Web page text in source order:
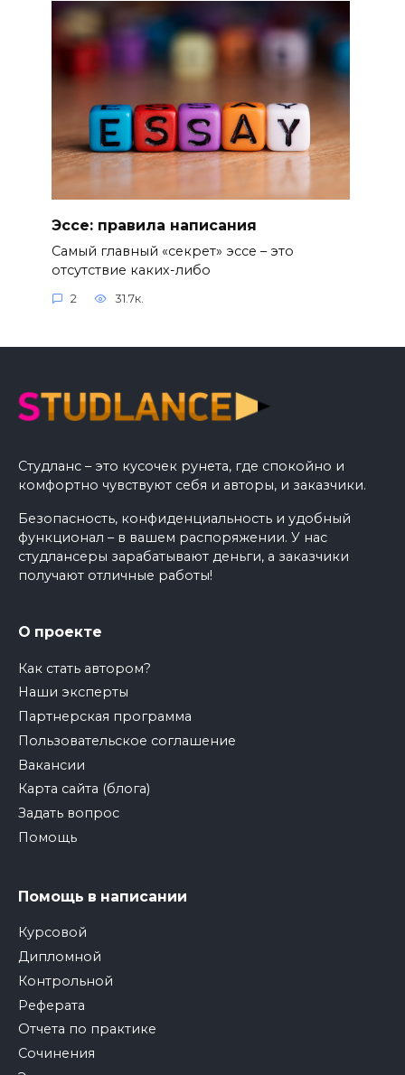
Эссе: правила написания
Самый главный «секрет» эссе – это
отсутствие каких-либо
2 31.7к.
Студланс – это кусочек рунета, где спокойно и
комфортно чувствуют себя и авторы, и заказчики.
Безопасность, конфиденциальность и удобный
функционал – в вашем распоряжении. У нас
студлансеры зарабатывают деньги, а заказчики
получают отличные работы!
О проекте
Как стать автором?
Наши эксперты
Партнерская программа
Пользовательское соглашение
Вакансии
Карта сайта (блога)
Задать вопрос
Помощь
Помощь в написании
Курсовой
Дипломной
Контрольной
Реферата
Отчета по практике
Сочинения